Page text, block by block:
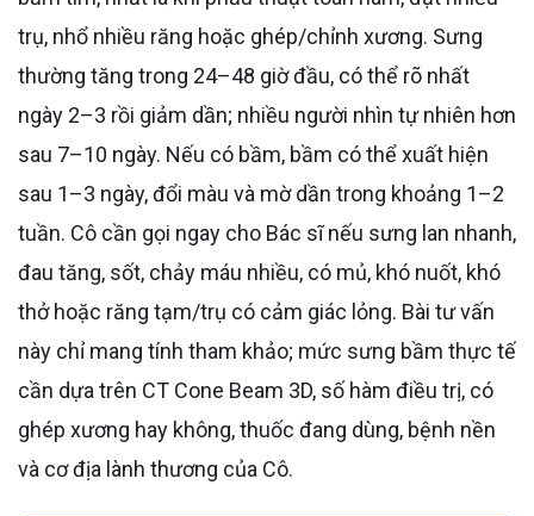
trụ, nhổ nhiều răng hoặc ghép/chỉnh xương. Sưng
thường tăng trong 24–48 giờ đầu, có thể rõ nhất
ngày 2–3 rồi giảm dần; nhiều người nhìn tự nhiên hơn
sau 7–10 ngày. Nếu có bầm, bầm có thể xuất hiện
sau 1–3 ngày, đổi màu và mờ dần trong khoảng 1–2
tuần. Cô cần gọi ngay cho Bác sĩ nếu sưng lan nhanh,
đau tăng, sốt, chảy máu nhiều, có mủ, khó nuốt, khó
thở hoặc răng tạm/trụ có cảm giác lỏng. Bài tư vấn
này chỉ mang tính tham khảo; mức sưng bầm thực tế
cần dựa trên CT Cone Beam 3D, số hàm điều trị, có
ghép xương hay không, thuốc đang dùng, bệnh nền
và cơ địa lành thương của Cô.